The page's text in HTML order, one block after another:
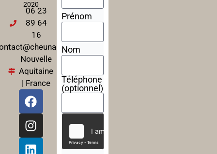
2020
06 23
89 64
16
Nouvelle
Aquitaine
| France
Prénom
Nom
Téléphone
(optionnel)